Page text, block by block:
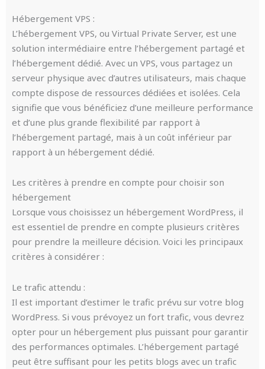
Hébergement VPS :
L’hébergement VPS, ou Virtual Private Server, est une
solution intermédiaire entre l’hébergement partagé et
l’hébergement dédié. Avec un VPS, vous partagez un
serveur physique avec d’autres utilisateurs, mais chaque
compte dispose de ressources dédiées et isolées. Cela
signifie que vous bénéficiez d’une meilleure performance
et d’une plus grande flexibilité par rapport à
l’hébergement partagé, mais à un coût inférieur par
rapport à un hébergement dédié.
Les critères à prendre en compte pour choisir son
hébergement
Lorsque vous choisissez un hébergement WordPress, il
est essentiel de prendre en compte plusieurs critères
pour prendre la meilleure décision. Voici les principaux
critères à considérer :
Le trafic attendu :
Il est important d’estimer le trafic prévu sur votre blog
WordPress. Si vous prévoyez un fort trafic, vous devrez
opter pour un hébergement plus puissant pour garantir
des performances optimales. L’hébergement partagé
peut être suffisant pour les petits blogs avec un trafic